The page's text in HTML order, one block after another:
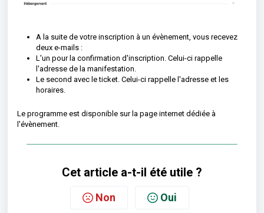
A la suite de votre inscription à un évènement, vous recevez
deux e-mails :
L'un pour la confirmation d'inscription. Celui-ci rappelle
l'adresse de la manifestation.
Le second avec le ticket. Celui-ci rappelle l'adresse et les
horaires.
Le programme est disponible sur la page internet dédiée à
l'évènement.
Cet article a-t-il été utile ?
Non Oui